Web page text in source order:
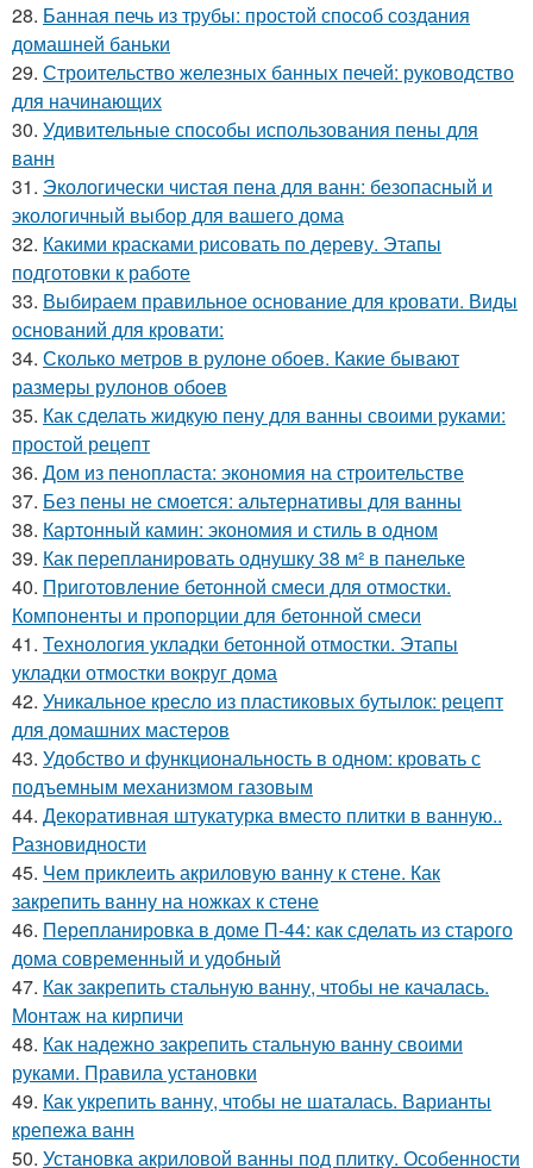
28. Банная печь из трубы: простой способ создания
домашней баньки
29. Строительство железных банных печей: руководство
для начинающих
30. Удивительные способы использования пены для
ванн
31. Экологически чистая пена для ванн: безопасный и
экологичный выбор для вашего дома
32. Какими красками рисовать по дереву. Этапы
подготовки к работе
33. Выбираем правильное основание для кровати. Виды
оснований для кровати:
34. Сколько метров в рулоне обоев. Какие бывают
размеры рулонов обоев
35. Как сделать жидкую пену для ванны своими руками:
простой рецепт
36. Дом из пенопласта: экономия на строительстве
37. Без пены не смоется: альтернативы для ванны
38. Картонный камин: экономия и стиль в одном
39. Как перепланировать однушку 38 м² в панельке
40. Приготовление бетонной смеси для отмостки.
Компоненты и пропорции для бетонной смеси
41. Технология укладки бетонной отмостки. Этапы
укладки отмостки вокруг дома
42. Уникальное кресло из пластиковых бутылок: рецепт
для домашних мастеров
43. Удобство и функциональность в одном: кровать с
подъемным механизмом газовым
44. Декоративная штукатурка вместо плитки в ванную..
Разновидности
45. Чем приклеить акриловую ванну к стене. Как
закрепить ванну на ножках к стене
46. Перепланировка в доме П-44: как сделать из старого
дома современный и удобный
47. Как закрепить стальную ванну, чтобы не качалась.
Монтаж на кирпичи
48. Как надежно закрепить стальную ванну своими
руками. Правила установки
49. Как укрепить ванну, чтобы не шаталась. Варианты
крепежа ванн
50. Установка акриловой ванны под плитку. Особенности